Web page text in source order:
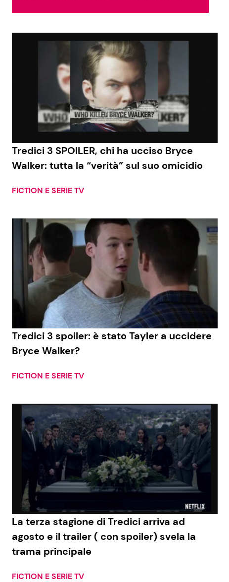
Soap Opera
Social News
News dal mondo Casa
Moda e Style
Mondo Mamma
News benessere
Salute
Tredici 3 SPOILER, chi ha ucciso Bryce
Walker: tutta la “verità” sul suo omicidio
FICTION E SERIE TV
Tredici 3 spoiler: è stato Tayler a uccidere
Bryce Walker?
FICTION E SERIE TV
La terza stagione di Tredici arriva ad
agosto e il trailer ( con spoiler) svela la
trama principale
FICTION E SERIE TV